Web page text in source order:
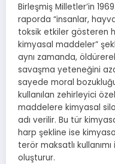
Birleşmiş Milletler’in
raporda “insanlar,
toksik etkiler gösteren
kimyasal maddeler”
aynı zamanda,
savaşma yeteneğini
sayede moral
kullanılan zehirleyici
maddelere kimyasal
adı verilir. Bu tür
harp şekline ise
terör maksatlı
oluşturur.